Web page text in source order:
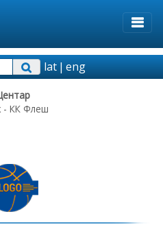
lat|eng
- КК Флеш